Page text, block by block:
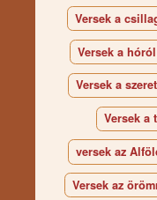
Versek a
Versek a hóról
Versek a
Versek a
versek az
Versek az